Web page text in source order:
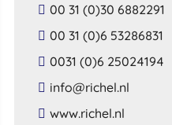
00 31 (0)30 6882291
00 31 (0)6 53286831
0031 (0)6 25024194
​info​@​richel​.​nl​
​www​.​richel​.​nl​